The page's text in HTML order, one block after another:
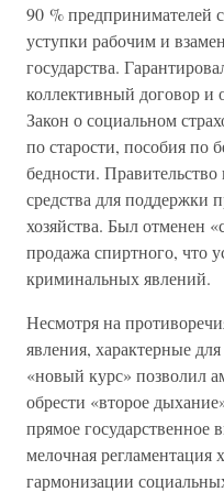
90 % предпринимателей
уступки рабочим и
государства.
коллективный договор
Закон о социальном
по старости, пособия по
бедности.
средства для поддержки
хозяйства. Был отменен
продажа спиртного, что
криминальных явлений.
Несмотря на
явления, характерные
«новый курс» позволил
обрести «второе
прямое государственное
мелочная регламентация
гармонизации